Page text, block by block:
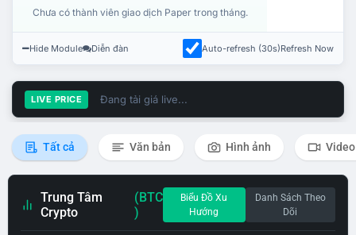
Chưa có thành viên giao dịch Paper trong tháng.
Hide Module Diễn đàn Auto-refresh (30s)Refresh Now
LIVE PRICE Đang tải giá live...
Tất cả Văn bản Hình ảnh Video
Trung Tâm
Crypto
(BTC
)
Biểu Đồ Xu
Hướng
Danh Sách Theo
Dõi